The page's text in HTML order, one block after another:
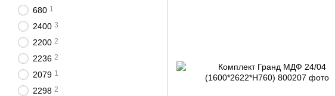
680 1
2400 3
2200 2
2236 2
2079 1
2298 2